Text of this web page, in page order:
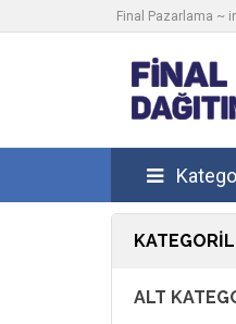
Final Pazarlama ~
ALT